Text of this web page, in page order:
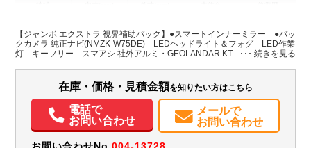
装備情報
集中ドアロック
電動格納ミラー カーナビ TV
バックモニター
記録簿（一部含む）
取扱説明書（一部含む） メンテナンスノート（保証書）
【ジャンボ エクストラ 視界補助パック】●スマートインナーミラー ●バッ
クカメラ 純正ナビ(NMZK-W75DE) LEDヘッドライト＆フォグ LED作業
灯 キーフリー スマアシ 社外アルミ・GEOLANDAR KT
在庫・価格・見積金額を知りたい方はこちら
電話で
お問い合わせ
メールで
お問い合わせ
お問い合わせNo.004-13728